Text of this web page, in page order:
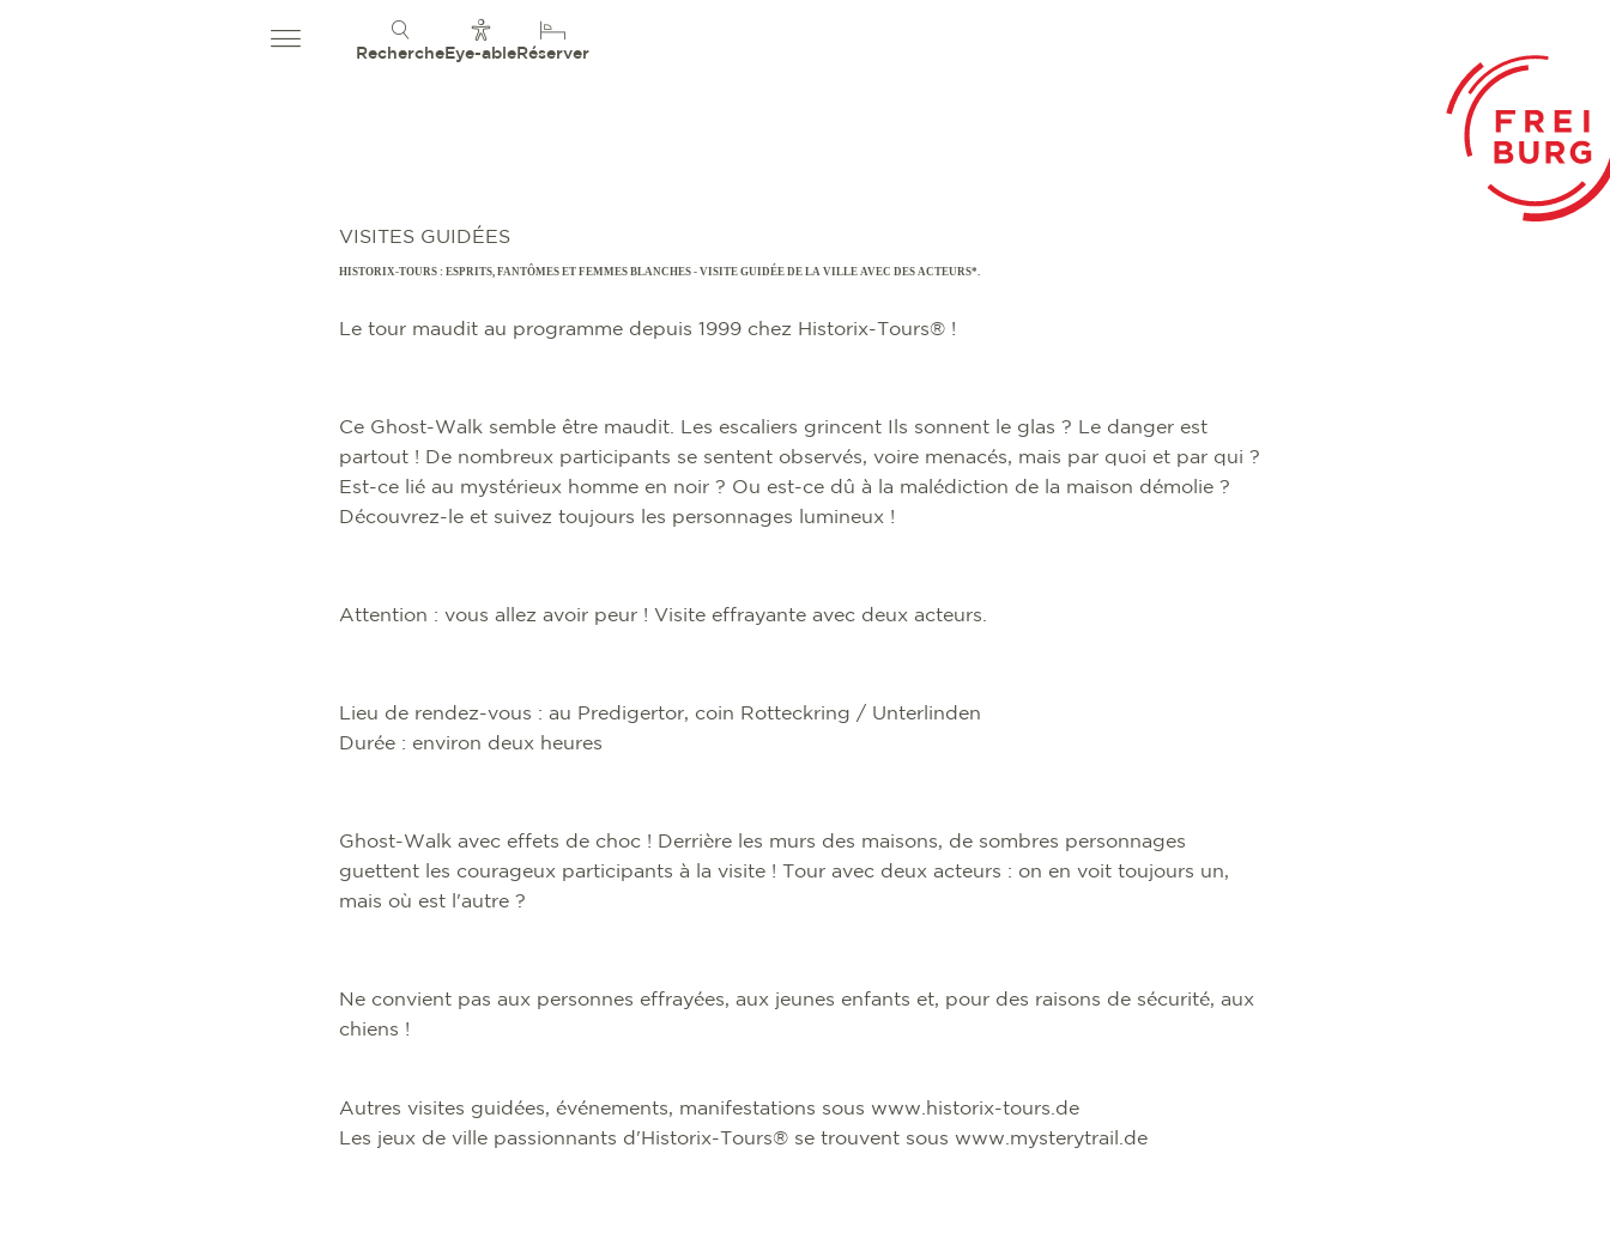
Recherche Eye-able Réserver
VISITES GUIDÉES
HISTORIX-TOURS : ESPRITS, FANTÔMES ET FEMMES BLANCHES - VISITE GUIDÉE DE LA VILLE AVEC DES ACTEURS*.
Le tour maudit au programme depuis 1999 chez Historix-Tours® !
Ce Ghost-Walk semble être maudit. Les escaliers grincent Ils sonnent le glas ? Le danger est
partout ! De nombreux participants se sentent observés, voire menacés, mais par quoi et par qui ?
Est-ce lié au mystérieux homme en noir ? Ou est-ce dû à la malédiction de la maison démolie ?
Découvrez-le et suivez toujours les personnages lumineux !
Attention : vous allez avoir peur ! Visite effrayante avec deux acteurs.
Lieu de rendez-vous : au Predigertor, coin Rotteckring / Unterlinden
Durée : environ deux heures
Ghost-Walk avec effets de choc ! Derrière les murs des maisons, de sombres personnages
guettent les courageux participants à la visite ! Tour avec deux acteurs : on en voit toujours un,
mais où est l'autre ?
Ne convient pas aux personnes effrayées, aux jeunes enfants et, pour des raisons de sécurité, aux
chiens !
Autres visites guidées, événements, manifestations sous www.historix-tours.de
Les jeux de ville passionnants d'Historix-Tours® se trouvent sous www.mysterytrail.de